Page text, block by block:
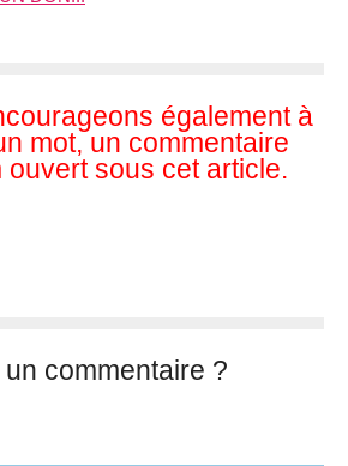
également à
mot, un commentaire
ouvert sous cet article.
commentaire ?